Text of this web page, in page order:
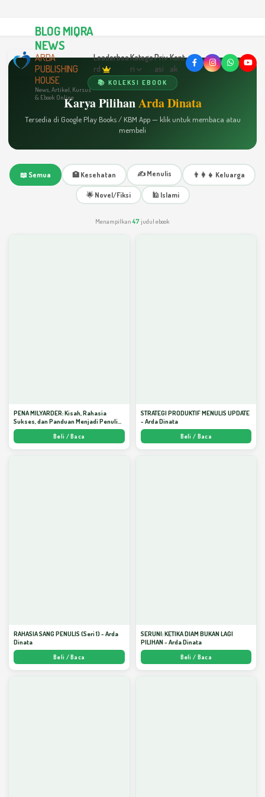
BLOG MIQRA
NEWS
ARDA
PUBLISHING
HOUSE
News, Artikel, Kursus
& Ebook Online
Leaderboa
rd
Katego
ri
Priv
asi
Kont
ak
📚 KOLEKSI EBOOK
Karya PilihanArda Dinata
Tersedia di Google Play Books / KBM App — klik untuk membaca atau
membeli
📖 Semua 🏥 Kesehatan ✍️ Menulis 👨‍👩‍👧 Keluarga
🌟 Novel/Fiksi 🕌 Islami
Menampilkan47 judul ebook
PENA MILYARDER: Kisah, Rahasia
Sukses, dan Panduan Menjadi Penulis 1
Milyar di KBM App dari Nol - Arda Dinata
Beli / Baca
STRATEGI PRODUKTIF MENULIS UPDATE
- Arda Dinata
Beli / Baca
RAHASIA SANG PENULIS (Seri 1) - Arda
Dinata
Beli / Baca
SERUNI: KETIKA DIAM BUKAN LAGI
PILIHAN - Arda Dinata
Beli / Baca